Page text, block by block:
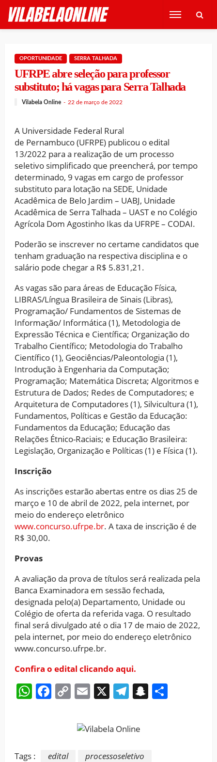
OPORTUNIDADE SERRA TALHADA
UFRPE abre seleção para professor
substituto; há vagas para Serra Talhada
Vilabela Online 22 de março de 2022
A Universidade Federal Rural
de Pernambuco (UFRPE) publicou o edital
13/2022 para a realização de um processo
seletivo simplificado que preencherá, por tempo
determinado, 9 vagas em cargo de professor
substituto para lotação na SEDE, Unidade
Acadêmica de Belo Jardim – UABJ, Unidade
Acadêmica de Serra Talhada – UAST e no Colégio
Agrícola Dom Agostinho Ikas da UFRPE – CODAI.
Poderão se inscrever no certame candidatos que
tenham graduação na respectiva disciplina e o
salário pode chegar a R$ 5.831,21.
As vagas são para áreas de Educação Física,
LIBRAS/Língua Brasileira de Sinais (Libras),
Programação/ Fundamentos de Sistemas de
Informação/ Informática (1), Metodologia de
Expressão Técnica e Científica; Organização do
Trabalho Científico; Metodologia do Trabalho
Científico (1), Geociências/Paleontologia (1),
Introdução à Engenharia da Computação;
Programação; Matemática Discreta; Algoritmos e
Estrutura de Dados; Redes de Computadores; e
Arquitetura de Computadores (1), Silvicultura (1),
Fundamentos, Políticas e Gestão da Educação:
Fundamentos da Educação; Educação das
Relações Étnico-Raciais; e Educação Brasileira:
Legislação, Organização e Políticas (1) e Física (1).
Inscrição
As inscrições estarão abertas entre os dias 25 de
março e 10 de abril de 2022, pela internet, por
meio do endereço eletrônico
www.concurso.ufrpe.br. A taxa de inscrição é de
R$ 30,00.
Provas
A avaliação da prova de títulos será realizada pela
Banca Examinadora em sessão fechada,
designada pelo(a) Departamento, Unidade ou
Colégio de oferta da referida vaga. O resultado
final será divulgado até o dia 17 de maio de 2022,
pela internet, por meio do endereço eletrônico
www.concurso.ufrpe.br.
Confira o edital clicando aqui.
WhatsApp
Facebook
CopyEmail
X Telegram
Snapchat
Tags : edital
processoseletivo